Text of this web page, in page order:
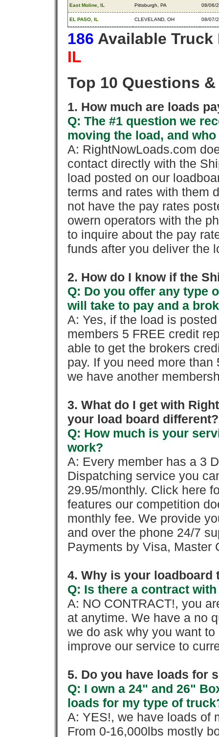
East Moline, IL Pittsburgh, PA 08/06/
EL PASO, IL CLEVELAND, OH 08/07/
186 Available
IL
Top 10 Questions
1. How much are loads
Q: The #1 question we
moving the load, and
A: RightNowLoads.com
contact directly with the
load posted on our
terms and rates with them
not have the pay rates
owern operators with the
to inquire about the pay
funds after you deliver the
2. How do I know if the
Q: Do you offer any type
will take to pay and a
A: Yes, if the load is
members 5 FREE credit
able to get the brokers
pay. If you need more
we have another
3. What do I get with
your load board different?
Q: How much is your
work?
A: Every member has a 3
Dispatching service you
29.95/monthly. Click here
features our competition
monthly fee. We provide
and over the phone 24/7
Payments by Visa, Master
4. Why is your loadboard
Q: Is there a contract
A: NO CONTRACT!, you
at anytime. We have a no
we do ask why you want
improve our service to
5. Do you have loads for
Q: I own a 24" and 26"
loads for my type of
A: YES!, we have loads of
From 0-16,000lbs mostly